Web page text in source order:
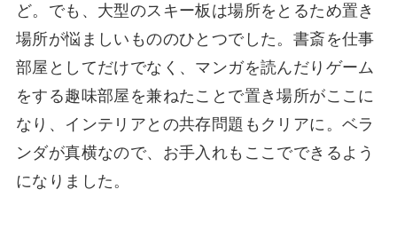
ど。でも、大型のスキー板は場所をとるため置き
場所が悩ましいもののひとつでした。書斎を仕事
部屋としてだけでなく、マンガを読んだりゲーム
をする趣味部屋を兼ねたことで置き場所がここに
なり、インテリアとの共存問題もクリアに。ベラ
ンダが真横なので、お手入れもここでできるよう
になりました。